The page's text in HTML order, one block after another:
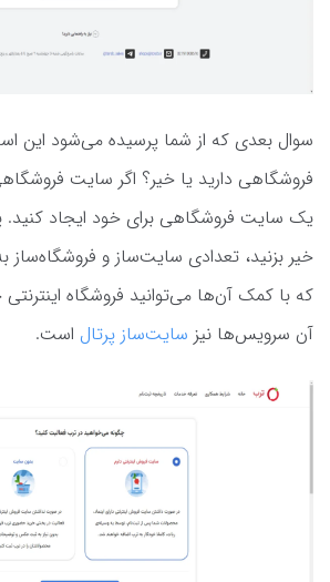
سوال بعدی که از شما پرسیده می‌شود این
فروشگاهی دارید یا خیر؟ اگر سایت
یک سایت فروشگاهی برای خود ایجاد کنید.
خیر بزنید، تعدادی سایت‌ساز و
که با کمک آن‌ها می‌توانید فروشگاه اینترنتی
آن سرویس‌ها نیز سایت‌ساز پرتال است.